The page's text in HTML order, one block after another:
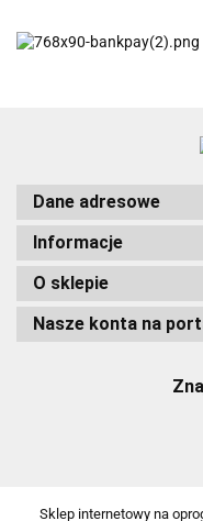
Dane adresowe
Informacje
O sklepie
Nasze konta na
Sklep internetowy na